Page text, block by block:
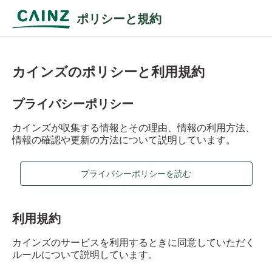
ポリシーと規約
カインズのポリシーと利用規約
プライバシーポリシー
カインズが収集する情報とその理由、情報の利用方法、
情報の確認や更新の方法について説明しています。
プライバシーポリシーを読む
利用規約
カインズのサービスを利用するときに同意していただく
ルールについて説明しています。